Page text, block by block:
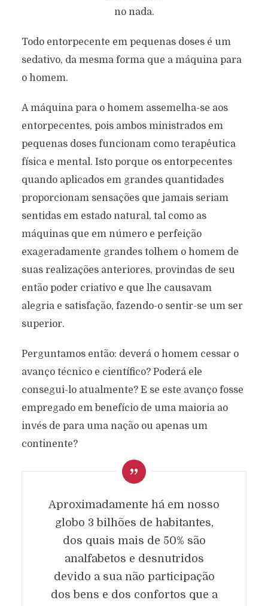
no nada.
Todo entorpecente em pequenas doses é um
sedativo, da mesma forma que a máquina para
o homem.
A máquina para o homem assemelha-se aos
entorpecentes, pois ambos ministrados em
pequenas doses funcionam como terapêutica
física e mental. Isto porque os entorpecentes
quando aplicados em grandes quantidades
proporcionam sensações que jamais seriam
sentidas em estado natural, tal como as
máquinas que em número e perfeição
exageradamente grandes tolhem o homem de
suas realizações anteriores, provindas de seu
então poder criativo e que lhe causavam
alegria e satisfação, fazendo-o sentir-se um ser
superior.
Perguntamos então: deverá o homem cessar o
avanço técnico e científico? Poderá ele
consegui-lo atualmente? E se este avanço fosse
empregado em benefício de uma maioria ao
invés de para uma nação ou apenas um
continente?
Aproximadamente há em nosso
globo 3 bilhões de habitantes,
dos quais mais de 50% são
analfabetos e desnutridos
devido a sua não participação
dos bens e dos confortos que a